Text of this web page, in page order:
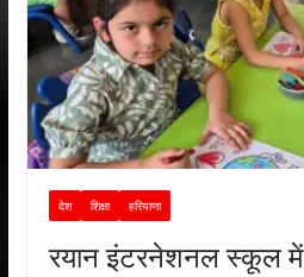
देश शिक्षा हरियाणा
रयान इंटरनेशनल स्कूल में